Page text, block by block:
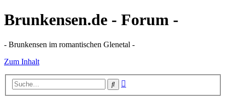
Brunkensen.de - Forum -
- Brunkensen im romantischen Glenetal -
Zum Inhalt
Suche